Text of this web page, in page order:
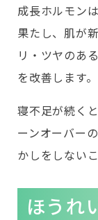
成長ホルモン
果たし、肌が
リ・ツヤのあ
を改善します。
寝不足が続く
ーンオーバー
かしをしない
ほうれ